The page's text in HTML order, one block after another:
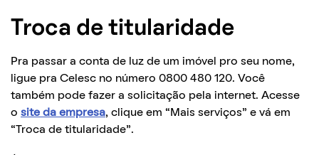
Troca de titularidade
Pra passar a conta de luz de um imóvel pro seu nome,
ligue pra Celesc no número 0800 480 120. Você
também pode fazer a solicitação pela internet. Acesse
o site da empresa, clique em “Mais serviços” e vá em
“Troca de titularidade”.